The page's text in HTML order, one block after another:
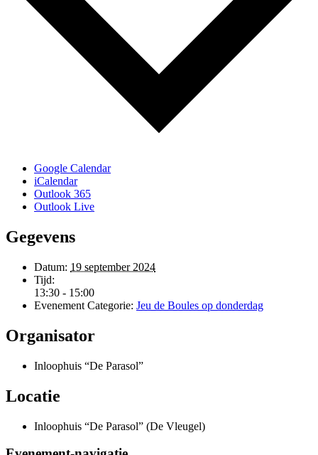
Google Calendar
iCalendar
Outlook 365
Outlook Live
Gegevens
Datum: 19 september 2024
Tijd:
13:30 - 15:00
Evenement Categorie: Jeu de Boules op donderdag
Organisator
Inloophuis “De Parasol”
Locatie
Inloophuis “De Parasol” (De Vleugel)